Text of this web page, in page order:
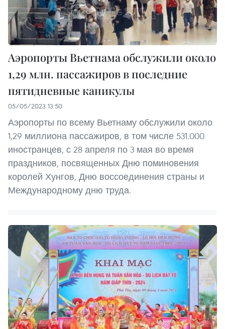
Аэропорты Вьетнама обслужили около
1,29 млн. пассажиров в последние
пятидневные каникулы
05/05/2023 13:50
Аэропорты по всему Вьетнаму обслужили около
1,29 миллиона пассажиров, в том числе 531.000
иностранцев, с 28 апреля по 3 мая во время
праздников, посвященных Дню поминовения
королей Хунгов, Дню воссоединения страны и
Международному дню труда.